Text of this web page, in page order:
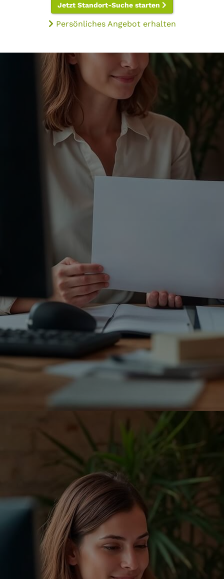
Jetzt Standort-Suche starten
Persönliches Angebot erhalten